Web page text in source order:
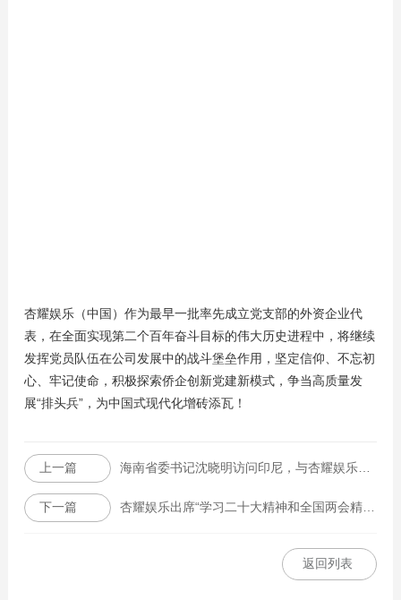
杏耀娱乐（中国）作为最早一批率先成立党支部的外资企业代
表，在全面实现第二个百年奋斗目标的伟大历史进程中，将继续
发挥党员队伍在公司发展中的战斗堡垒作用，坚定信仰、不忘初
心、牢记使命，积极探索侨企创新党建新模式，争当高质量发
展“排头兵”，为中国式现代化增砖添瓦！
上一篇 海南省委书记沈晓明访问印尼，与杏耀娱乐董事长兼总裁黄龙先生亲切交流
下一篇 杏耀娱乐出席“学习二十大精神和全国两会精神侨商座谈会”
返回列表